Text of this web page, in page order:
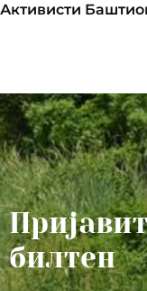
билтен